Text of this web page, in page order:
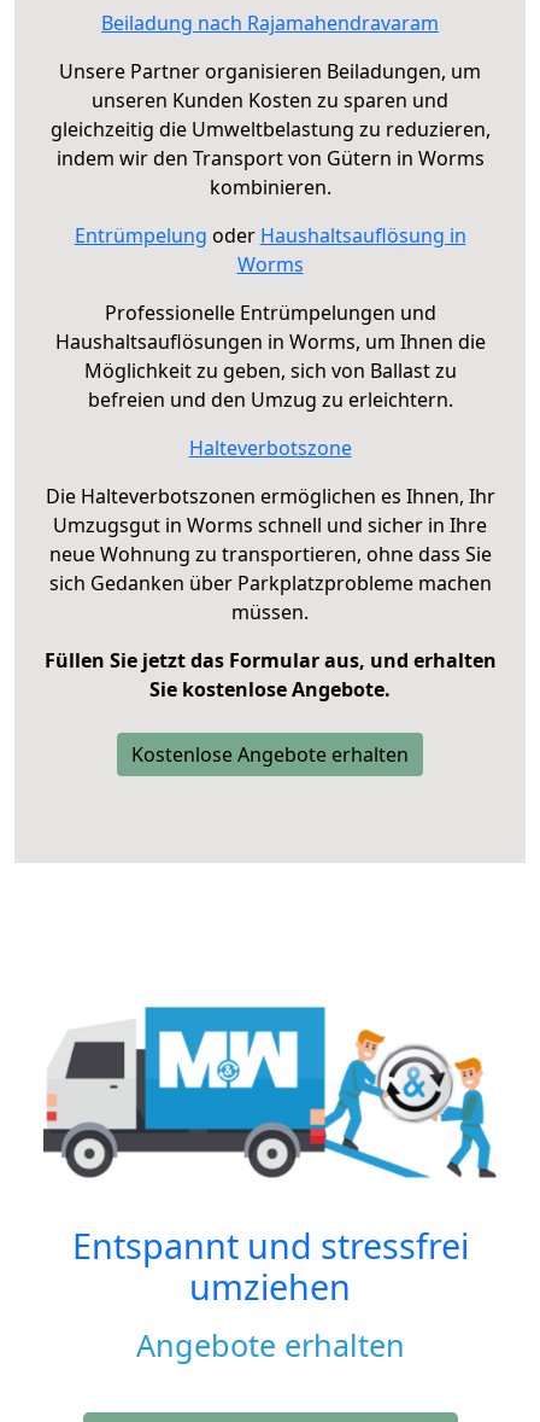
Beiladung nach Rajamahendravaram
Unsere Partner organisieren Beiladungen, um
unseren Kunden Kosten zu sparen und
gleichzeitig die Umweltbelastung zu reduzieren,
indem wir den Transport von Gütern in Worms
kombinieren.
Entrümpelung oder Haushaltsauflösung in
Worms
Professionelle Entrümpelungen und
Haushaltsauflösungen in Worms, um Ihnen die
Möglichkeit zu geben, sich von Ballast zu
befreien und den Umzug zu erleichtern.
Halteverbotszone
Die Halteverbotszonen ermöglichen es Ihnen, Ihr
Umzugsgut in Worms schnell und sicher in Ihre
neue Wohnung zu transportieren, ohne dass Sie
sich Gedanken über Parkplatzprobleme machen
müssen.
Füllen Sie jetzt das Formular aus, und erhalten
Sie kostenlose Angebote.
Kostenlose Angebote erhalten
Entspannt und stressfrei
umziehen
Angebote erhalten